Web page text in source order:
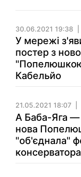
30.06.2021 19:38
У мережі
постер з
Кабельйо
21.05.2021 18:07
А Баба-Яга —
нова
"об'єднала"